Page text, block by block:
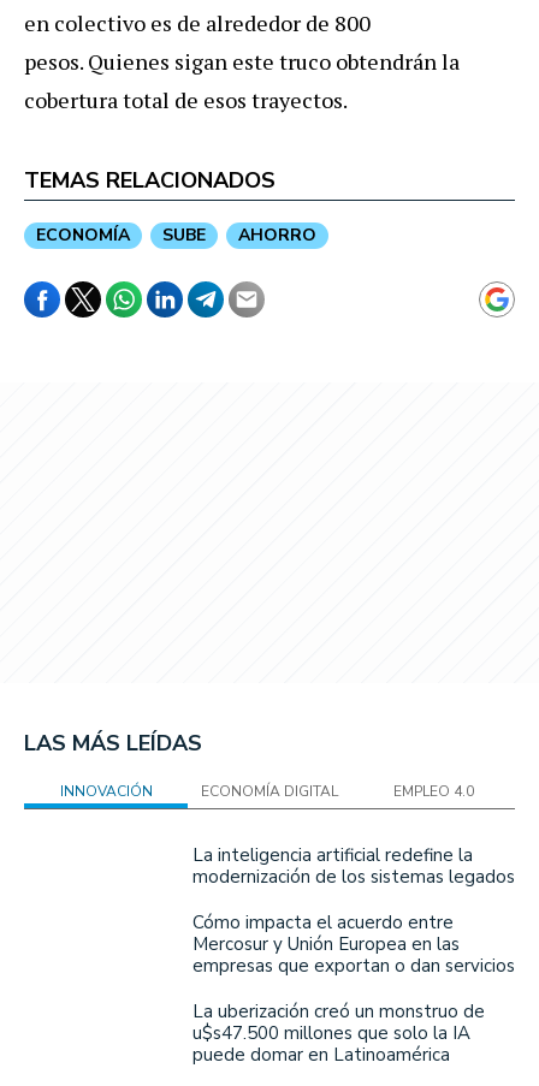
en colectivo es de alrededor de 800
pesos. Quienes sigan este truco obtendrán la
cobertura total de esos trayectos.
TEMAS RELACIONADOS
ECONOMÍA SUBE AHORRO
LAS MÁS LEÍDAS
INNOVACIÓN ECONOMÍA DIGITAL EMPLEO 4.0
La inteligencia artificial redefine la
modernización de los sistemas legados
Cómo impacta el acuerdo entre
Mercosur y Unión Europea en las
empresas que exportan o dan servicios
La uberización creó un monstruo de
u$s47.500 millones que solo la IA
puede domar en Latinoamérica